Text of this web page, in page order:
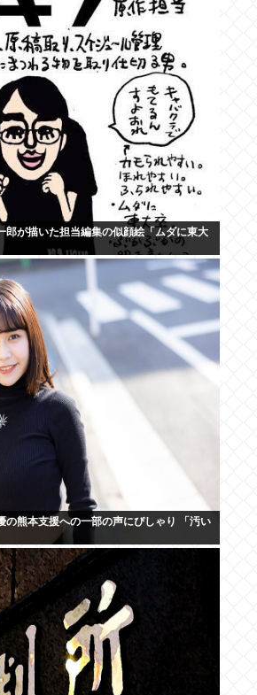
郎が描いた担当編集の似顔絵「ムダに東大
の熊本支援への一部の声にぴしゃり 「汚い